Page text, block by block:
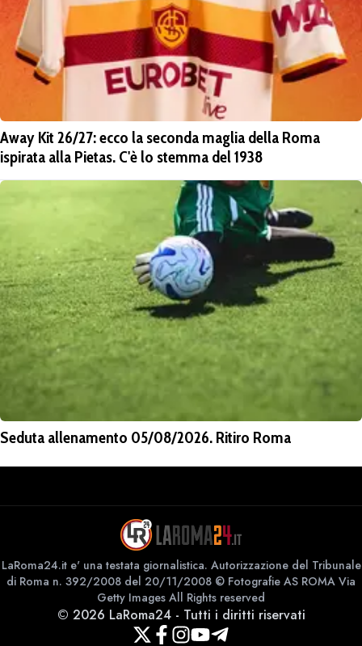
Away Kit 26/27: ecco la seconda maglia della Roma
ispirata alla Pietas. C'è lo stemma del 1938
Seduta allenamento 05/08/2026. Ritiro Roma
LaRoma24.it e' una testata giornalistica. Autorizzazione del Tribunale
di Roma n. 392/2008 del 20/11/2008 © Fotografie AS ROMA Via
Getty Images All Rights reserved
© 2026 LaRoma24- Tutti i diritti riservati